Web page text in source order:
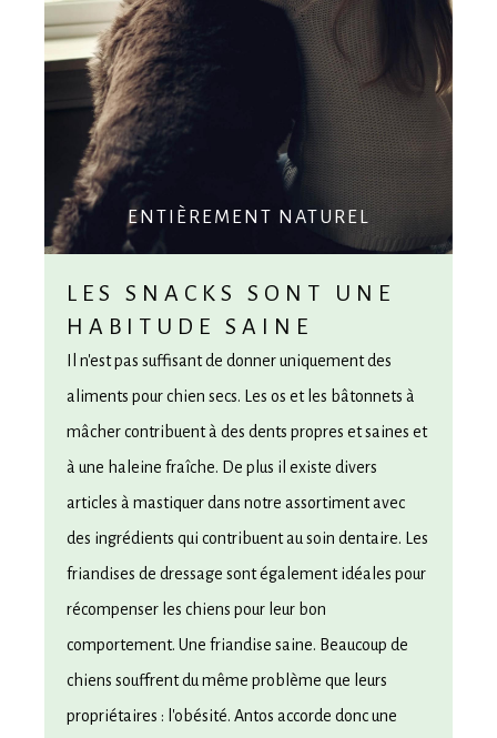
ENTIÈREMENT NATUREL
LES SNACKS SONT UNE
HABITUDE SAINE
Il n'est pas suffisant de donner uniquement des
aliments pour chien secs. Les os et les bâtonnets à
mâcher contribuent à des dents propres et saines et
à une haleine fraîche. De plus il existe divers
articles à mastiquer dans notre assortiment avec
des ingrédients qui contribuent au soin dentaire. Les
friandises de dressage sont également idéales pour
récompenser les chiens pour leur bon
comportement. Une friandise saine. Beaucoup de
chiens souffrent du même problème que leurs
propriétaires : l'obésité. Antos accorde donc une